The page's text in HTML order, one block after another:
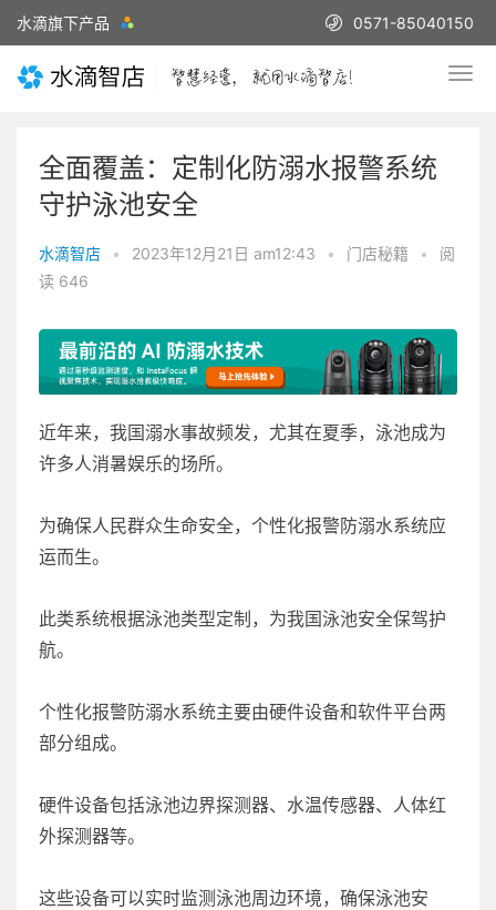
水滴旗下产品 0571-85040150
全面覆盖：定制化防溺水报警系统
守护泳池安全
水滴智店 • 2023年12月21日 am12:43 • 门店秘籍 •
阅
读 646
近年来，我国溺水事故频发，尤其在夏季，泳池成为
许多人消暑娱乐的场所。
为确保人民群众生命安全，个性化报警防溺水系统应
运而生。
此类系统根据泳池类型定制，为我国泳池安全保驾护
航。
个性化报警防溺水系统主要由硬件设备和软件平台两
部分组成。
硬件设备包括泳池边界探测器、水温传感器、人体红
外探测器等。
这些设备可以实时监测泳池周边环境，确保泳池安